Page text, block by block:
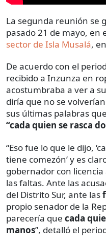
La segunda reunión se
pasado 21 de mayo, en
sector de Isla Musalá,
De acuerdo con el
recibido a Inzunza en
acostumbraba a ver a
diría que no se
sus últimas palabras
“cada quien se rasca
“Eso fue lo que le dijo,
tiene comezón’ y es
gobernador con
las faltas. Ante las
del Distrito Sur, ante las
propio senador de la
parecería que cada
manos”, detalló el